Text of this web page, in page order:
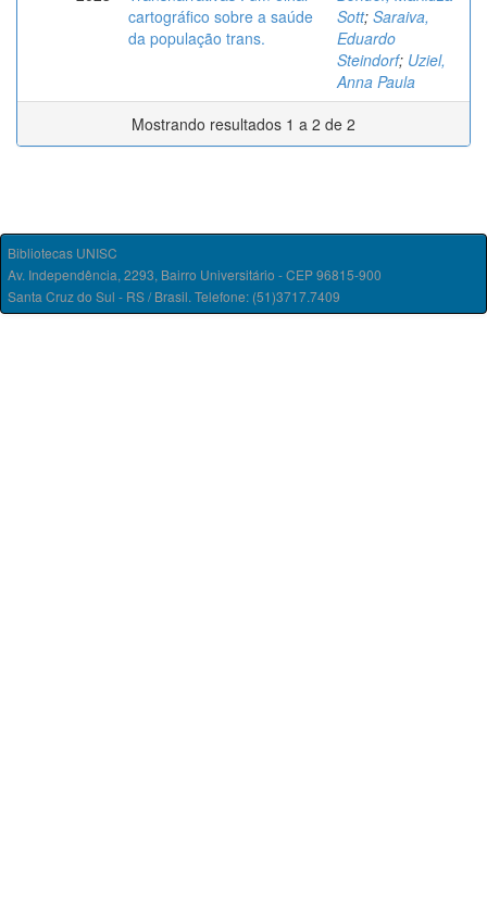
cartográfico sobre a saúde
da população trans.
Sott; Saraiva,
Eduardo
Steindorf; Uziel,
Anna Paula
Mostrando resultados 1 a 2 de 2
Bibliotecas UNISC
Av. Independência, 2293, Bairro Universitário - CEP 96815-900
Santa Cruz do Sul - RS / Brasil. Telefone: (51)3717.7409